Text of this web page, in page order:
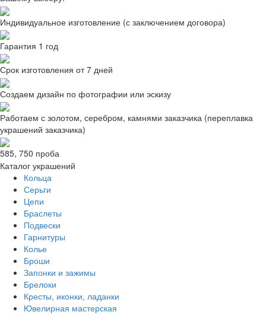
Индивидуальное изготовление (с заключением договора)
Гарантия 1 год
Срок изготовления от 7 дней
Создаем дизайн по фотографии или эскизу
Работаем с золотом, серебром, камнями заказчика (переплавка
украшений заказчика)
585, 750 проба
Каталог украшений
Кольца
Серьги
Цепи
Браслеты
Подвески
Гарнитуры
Колье
Броши
Запонки и зажимы
Брелоки
Кресты, иконки, ладанки
Ювелирная мастерская